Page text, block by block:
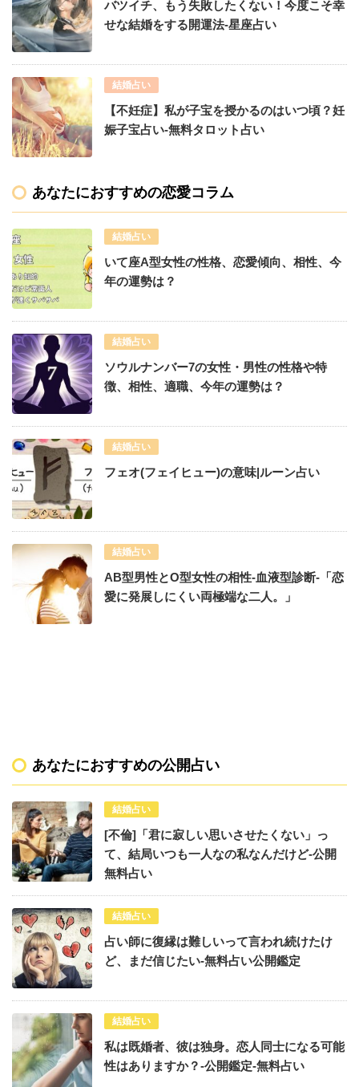
バツイチ、もう失敗したくない！今度こそ幸
せな結婚をする開運法-星座占い
結婚占い
【不妊症】私が子宝を授かるのはいつ頃？妊
娠子宝占い-無料タロット占い
あなたにおすすめの恋愛コラム
結婚占い
いて座A型女性の性格、恋愛傾向、相性、今
年の運勢は？
結婚占い
ソウルナンバー7の女性・男性の性格や特
徴、相性、適職、今年の運勢は？
結婚占い
フェオ(フェイヒュー)の意味|ルーン占い
結婚占い
AB型男性とO型女性の相性-血液型診断-「恋
愛に発展しにくい両極端な二人。」
あなたにおすすめの公開占い
結婚占い
[不倫]「君に寂しい思いさせたくない」っ
て、結局いつも一人なの私なんだけど-公開
無料占い
結婚占い
占い師に復縁は難しいって言われ続けたけ
ど、まだ信じたい-無料占い公開鑑定
結婚占い
私は既婚者、彼は独身。恋人同士になる可能
性はありますか？-公開鑑定-無料占い